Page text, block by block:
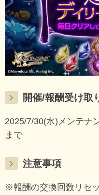
開催/報酬受け取
2025/7/30(水)メンテナ
まで
注意事項
※報酬の交換回数リセ